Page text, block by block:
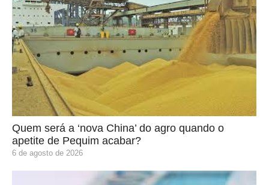
Quem será a ‘nova China’ do agro quando o
apetite de Pequim acabar?
6 de agosto de 2026